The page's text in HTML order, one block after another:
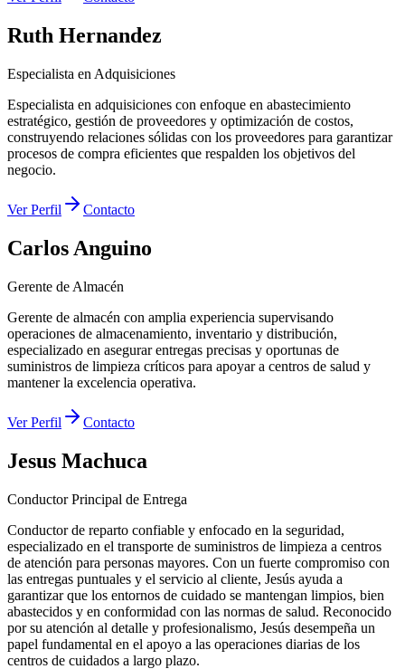
Ruth Hernandez
Especialista en Adquisiciones
Especialista en adquisiciones con enfoque en abastecimiento
estratégico, gestión de proveedores y optimización de costos,
construyendo relaciones sólidas con los proveedores para garantizar
procesos de compra eficientes que respalden los objetivos del
negocio.
Ver Perfil Contacto
Carlos Anguino
Gerente de Almacén
Gerente de almacén con amplia experiencia supervisando
operaciones de almacenamiento, inventario y distribución,
especializado en asegurar entregas precisas y oportunas de
suministros de limpieza críticos para apoyar a centros de salud y
mantener la excelencia operativa.
Ver Perfil Contacto
Jesus Machuca
Conductor Principal de Entrega
Conductor de reparto confiable y enfocado en la seguridad,
especializado en el transporte de suministros de limpieza a centros
de atención para personas mayores. Con un fuerte compromiso con
las entregas puntuales y el servicio al cliente, Jesús ayuda a
garantizar que los entornos de cuidado se mantengan limpios, bien
abastecidos y en conformidad con las normas de salud. Reconocido
por su atención al detalle y profesionalismo, Jesús desempeña un
papel fundamental en el apoyo a las operaciones diarias de los
centros de cuidados a largo plazo.